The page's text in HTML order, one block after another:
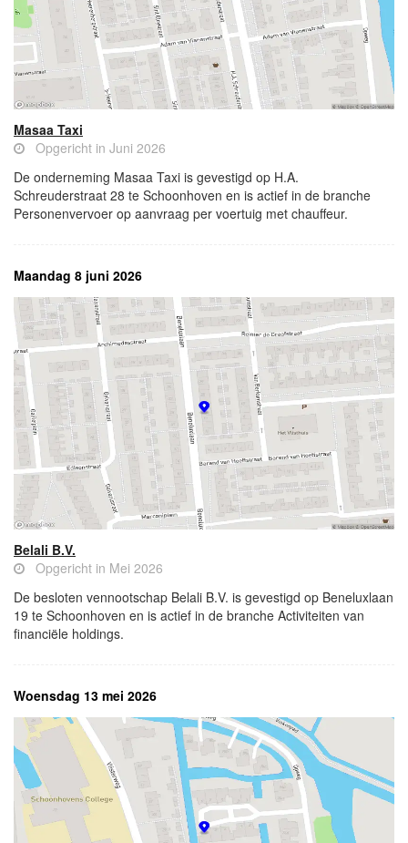
Masaa Taxi
Opgericht in Juni 2026
De onderneming Masaa Taxi is gevestigd op H.A.
Schreuderstraat 28 te Schoonhoven en is actief in de branche
Personenvervoer op aanvraag per voertuig met chauffeur.
Maandag 8 juni 2026
Belali B.V.
Opgericht in Mei 2026
De besloten vennootschap Belali B.V. is gevestigd op Beneluxlaan
19 te Schoonhoven en is actief in de branche Activiteiten van
financiële holdings.
Woensdag 13 mei 2026